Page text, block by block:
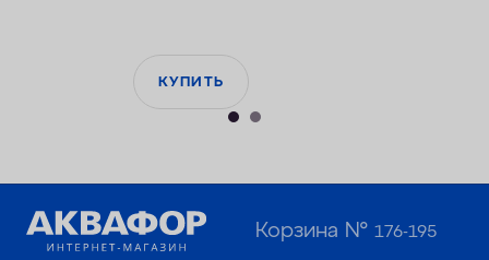
КУПИТЬ
Корзина №176-195